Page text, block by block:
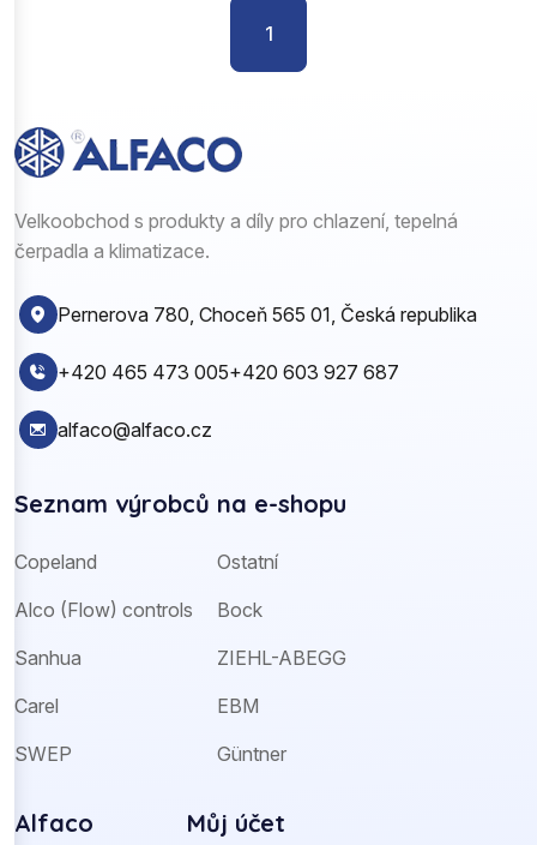
1
Velkoobchod s produkty a díly pro chlazení, tepelná
čerpadla a klimatizace.
Pernerova 780, Choceň 565 01, Česká republika
+420 465 473 005+420 603 927 687
alfaco@alfaco.cz
Seznam výrobců na e-shopu
Copeland
Alco (Flow) controls
Sanhua
Carel
SWEP
Ostatní
Bock
ZIEHL-ABEGG
EBM
Güntner
Alfaco Můj účet